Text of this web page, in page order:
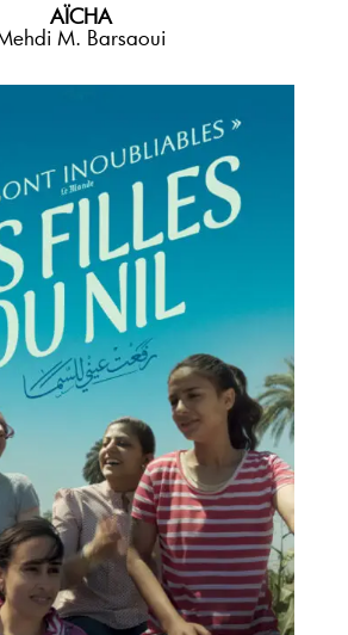
AÏCHA
M. Barsaoui